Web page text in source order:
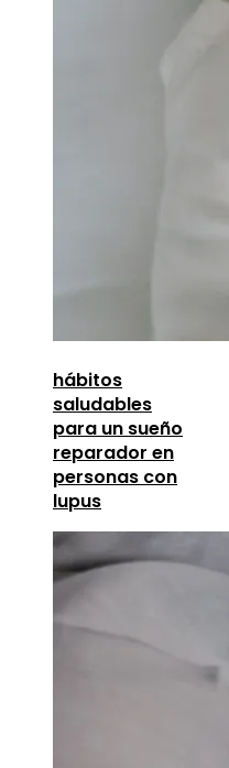
hábitos
saludables
para un sueño
reparador en
personas con
lupus